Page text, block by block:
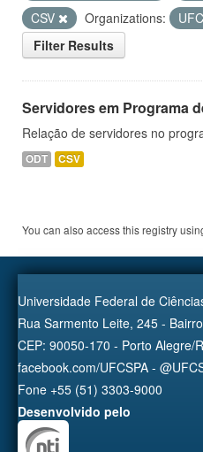
CSV
Organizations:
Filter Results
Servidores em Programa
Relação de servidores no
ODT CSV
You can also access this registry
Universidade Federal de
Rua Sarmento Leite, 245 -
CEP: 90050-170 - Porto Alegre/
facebook.com/UFCSPA -
Fone +55 (51) 3303-9000
Desenvolvido pelo